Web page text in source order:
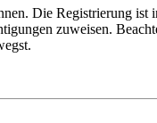
Die Registrierung
zuweisen.